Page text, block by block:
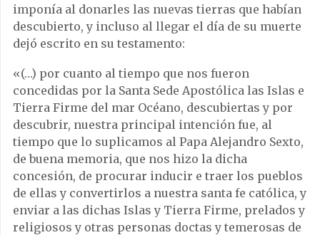
imponía al donarles las nuevas tierras que habían
descubierto, y incluso al llegar el día de su muerte
dejó escrito en su testamento:
«(…) por cuanto al tiempo que nos fueron
concedidas por la Santa Sede Apostólica las Islas e
Tierra Firme del mar Océano, descubiertas y por
descubrir, nuestra principal intención fue, al
tiempo que lo suplicamos al Papa Alejandro Sexto,
de buena memoria, que nos hizo la dicha
concesión, de procurar inducir e traer los pueblos
de ellas y convertirlos a nuestra santa fe católica, y
enviar a las dichas Islas y Tierra Firme, prelados y
religiosos y otras personas doctas y temerosas de